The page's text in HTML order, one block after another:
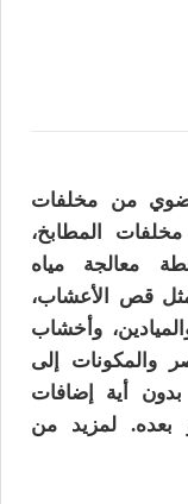
من مخلفات
المطابخ،
معالجة مياه
قص الأعشاب،
وأخشاب
والمكونات إلى
أية إضافات
بعده. لمزيد من